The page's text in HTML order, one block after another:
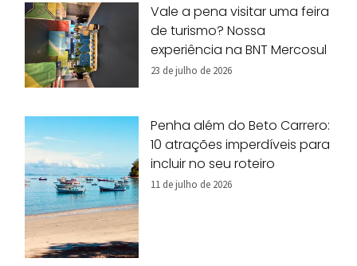
Vale a pena visitar uma feira
de turismo? Nossa
experiência na BNT Mercosul
23 de julho de 2026
Penha além do Beto Carrero:
10 atrações imperdíveis para
incluir no seu roteiro
11 de julho de 2026